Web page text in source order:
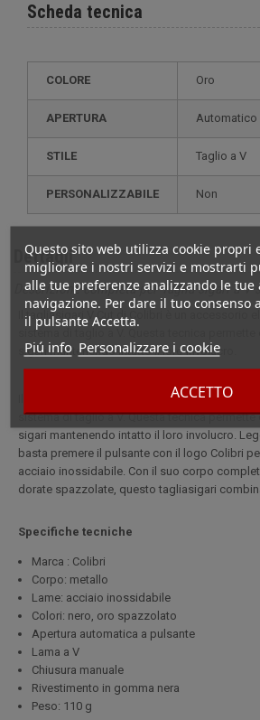
Questo sito web utilizza cookie propri
migliorare i nostri servizi e mostrarti
alle tue preferenze analizzando le
navigazione. Per dare il tuo consenso
il pulsante Accetta.
Piú info Personalizzare i cookie
ACCETTO
Scheda tecnica
COLORE Oro
APERTURA Automatico
STILE Taglio a V
PERSONALIZZABILE non
Dettagli
Descrizione completa per Taglia sigari a V
Il tagliasigari V Cut di Colibri è un accessorio
sistema di taglio a V. Questa tecnica permette
sigari mantenendo intatto il loro involucro.
Il tagliasigari V Cut di Colibri è un accessorio
sistema di taglio a V. Questa tecnica
sigari mantenendo intatto il loro involucro.
basta premere il pulsante con il logo Colibri
acciaio inossidabile. Con il suo corpo
dorate spazzolate, questo tagliasigari
Specifiche tecniche
Marca : Colibri
Corpo: metallo
Lame: acciaio inossidabile
Colori: nero, oro spazzolato
Apertura automatica a pulsante
Lama a V
Chiusura manuale
Rivestimento in gomma nera
Peso: 110 g